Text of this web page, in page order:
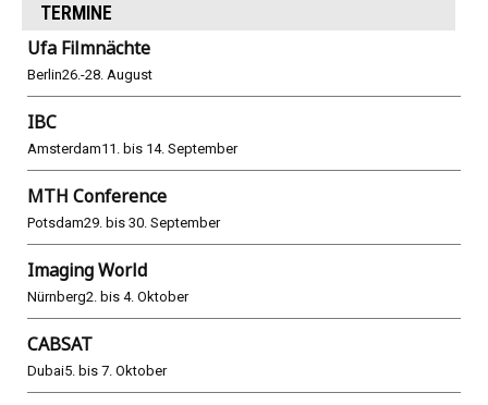
TERMINE
Ufa Filmnächte
Berlin26.-28. August
IBC
Amsterdam11. bis 14. September
MTH Conference
Potsdam29. bis 30. September
Imaging World
Nürnberg2. bis 4. Oktober
CABSAT
Dubai5. bis 7. Oktober